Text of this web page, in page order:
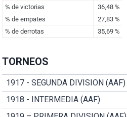
TORNEOS
1917 - SEGUNDA DIVISION (AAF)
1918 - INTERMEDIA (AAF)